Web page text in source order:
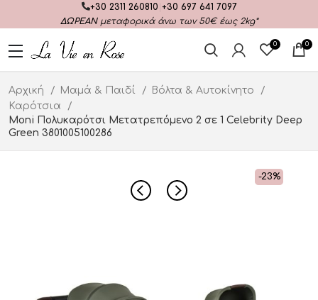
+30 2311 260810 +30 697 641 7097
ΔΩΡΕΑΝμεταφορικά άνω των 50€ έως 2kg*
0 0
Αρχική Μαμά & Παιδί
Βόλτα & Αυτοκίνητο
Καρότσια
Moni Πολυκαρότσι Μετατρεπόμενο 2 σε 1 Celebrity Deep
Green 3801005100286
-23%